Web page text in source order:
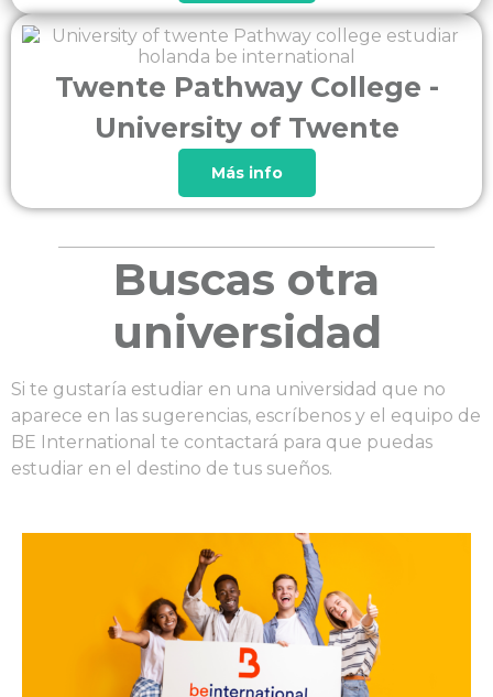
Twente Pathway College -
University of Twente
Más info
Buscas otra
universidad
Si te gustaría estudiar en una universidad que no
aparece en las sugerencias, escríbenos y el equipo de
BE International te contactará para que puedas
estudiar en el destino de tus sueños.